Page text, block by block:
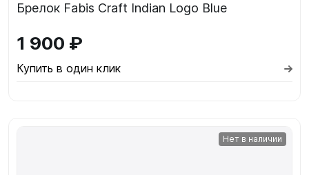
Брелок Fabis Craft Indian Logo Blue
1 900 ₽
Купить в один клик
Нет в наличии